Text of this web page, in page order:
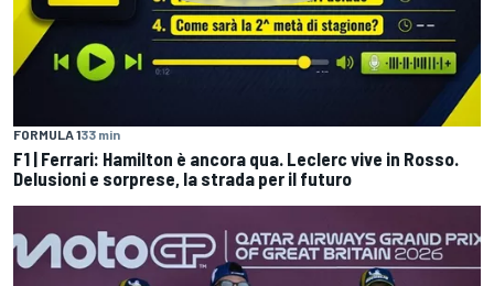
FORMULA 133 min
F1 | Ferrari: Hamilton è ancora qua. Leclerc vive in Rosso.
Delusioni e sorprese, la strada per il futuro